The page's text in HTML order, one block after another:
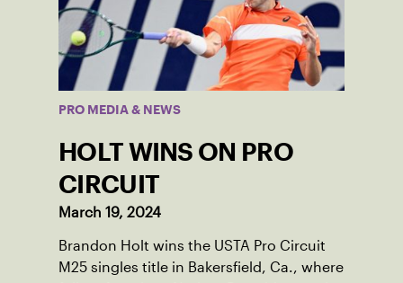
PRO MEDIA & NEWS
HOLT WINS ON PRO
CIRCUIT
March 19, 2024
Brandon Holt wins the USTA Pro Circuit
M25 singles title in Bakersfield, Ca., where